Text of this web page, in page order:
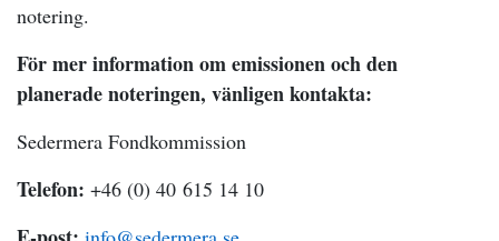
notering.
För mer information om emissionen och den
planerade noteringen, vänligen kontakta:
Sedermera Fondkommission
Telefon: +46 (0) 40 615 14 10